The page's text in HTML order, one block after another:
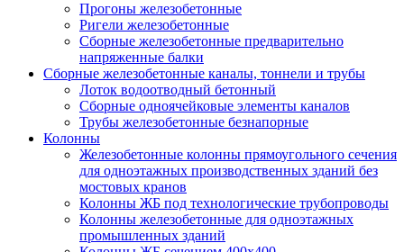
Прогоны железобетонные
Ригели железобетонные
Сборные железобетонные предварительно
напряженные балки
Сборные железобетонные каналы, тоннели и трубы
Лоток водоотводный бетонный
Сборные одноячейковые элементы каналов
Трубы железобетонные безнапорные
Колонны
Железобетонные колонны прямоугольного сечения
для одноэтажных производственных зданий без
мостовых кранов
Колонны ЖБ под технологические трубопроводы
Колонны железобетонные для одноэтажных
промышленных зданий